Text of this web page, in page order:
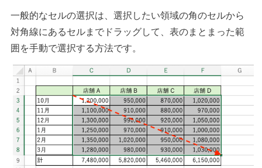
一般的なセルの選択は、選択したい領域の角のセルから
対角線にあるセルまでドラッグして、表のまとまった範
囲を手動で選択する方法です。